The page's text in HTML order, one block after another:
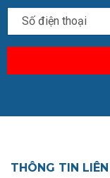
THÔNG TIN